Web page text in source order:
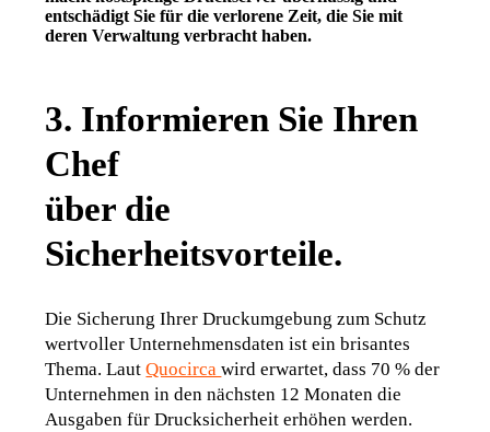
entschädigt Sie für die verlorene Zeit, die Sie mit
deren Verwaltung verbracht haben.
3. Informieren Sie Ihren
Chef
über die
Sicherheitsvorteile.
Die Sicherung Ihrer Druckumgebung zum Schutz
wertvoller Unternehmensdaten ist ein brisantes
Thema. Laut Quocirca wird erwartet, dass 70 % der
Unternehmen in den nächsten 12 Monaten die
Ausgaben für Drucksicherheit erhöhen werden.